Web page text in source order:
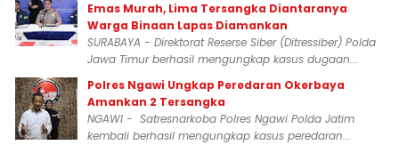
Emas Murah, Lima Tersangka Diantaranya
Warga Binaan Lapas Diamankan
SURABAYA - Direktorat Reserse Siber (Ditressiber) Polda
Jawa Timur berhasil mengungkap kasus dugaan...
Polres Ngawi Ungkap Peredaran Okerbaya
Amankan 2 Tersangka
NGAWI - Satresnarkoba Polres Ngawi Polda Jatim
kembali berhasil mengungkap kasus peredaran...